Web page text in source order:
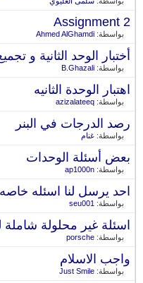
Assignment 2
بواسطة:Ahmed AlGhamdi
أختبار الوحد الثانية و
بواسطة:B.Ghazali
اهتبار الوحدة الثانيه
بواسطة:azizalateeq
رصد الدرجات في البنر
بواسطة:غنام
بعض أسئلة الوحدات
بواسطة:ap1000n
احد يرسل لنا اسئله خاصه
بواسطة:seu001
اسئلة غير محلولة شاملة
بواسطة:porsche
واجب الاسلام
بواسطة:Just Smile